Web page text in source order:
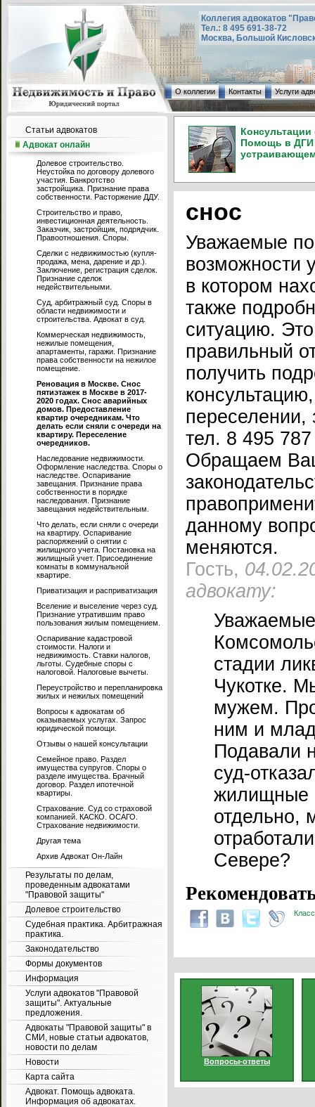
Коллегия адвокатов
Тел.: 8 495 691-38-72
Москва, Большой
О коллегии Контакты Услуги
Статьи адвокатов
Адвокат онлайн
Долевое строительство.
Неустойка по договору долевого
участия. Банкротство
застройщика. Признание права
собственности. Расторжение ДДУ.
Строительство и право,
инвестиционная деятельность.
Заказчик, застройщик, подрядчик.
Правоотношения. Споры.
Сделки с недвижимостью (купля-
продажа, мена, дарение и др.).
Заключение, регистрация сделок.
Признание сделок
недействительными.
Суд, арбитражный суд. Споры в
области недвижимости и
строительства. Адвокат в суд.
Коммерческая недвижимость,
нежилые помещения,
апартаменты, гаражи. Признание
права собственности на нежилое
помещение.
Реновация в Москве. Снос
пятиэтажек в Москве в 2017-
2020 годах. Снос аварийных
домов. Предоставление
квартир очередникам. Что
делать если сняли с очереди на
квартиру. Переселение
очередников.
Наследование недвижимости.
Оформление наследства. Споры о
наследстве. Оспаривание
завещания. Признание права
собственности в порядке
наследования. Признание
завещания недействительным.
Что делать, если сняли с очереди
на квартиру. Оспаривание
распоряжений о снятии с
жилищного учета. Постановка на
жилищный учет. Присоединение
комнаты в коммунальной
квартире.
Приватизация и расприватизация
Вселение и выселение через суд.
Признание утратившим право
пользования жилым помещением.
Оспаривание кадастровой
стоимости. Налоги и
недвижимость. Ставки налогов,
льготы. Судебные споры с
налоговой. Налоговые вычеты.
Переустройство и перепланировка
жилых и нежилых помещений
Вопросы к адвокатам об
оказываемых услугах. Запрос
юридической помощи.
Отзывы о нашей консультации
Семейное право. Раздел
имущества супругов. Споры о
разделе имущества. Брачный
договор. Раздел ипотечной
квартиры.
Страхование. Суд со страховой
компанией. КАСКО. ОСАГО.
Страхование недвижимости.
Другая тема
Архив Адвокат Он-Лайн
Результаты по делам,
проведенным адвокатами
"Правовой защиты"
Долевое строительство
Судебная практика. Арбитражная
практика.
Законодательство
Формы документов
Информация
Услуги адвокатов "Правовой
защиты". Актуальные
предложения.
Адвокаты "Правовой защиты" в
СМИ, новые статьи адвокатов,
новости по делам
Новости
Карта сайта
Адвокат. Помощь адвоката.
Информация об адвокатах.
Помощь в ДГИ
снос
Уважаемые
возможности
в котором
также
ситуацию.
правильный
получить
переселении,
тел. 8 495
Обращаем
данному
меняются.
Гость,
адвокату:
стадии
Чукотке.
мужем.
ним и
Подавали
суд-
жилищные
отдельно,
Севере?
Вопросы-ответы